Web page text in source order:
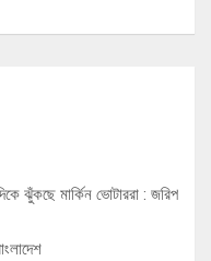
ঝুঁকছে মার্কিন ভোটাররা : জরিপ